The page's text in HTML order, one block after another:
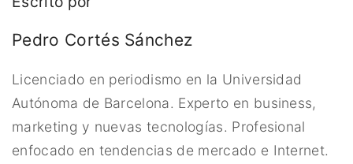
Pedro Cortés Sánchez
Licenciado en periodismo en la Universidad
Autónoma de Barcelona. Experto en business,
marketing y nuevas tecnologías. Profesional
enfocado en tendencias de mercado e Internet.